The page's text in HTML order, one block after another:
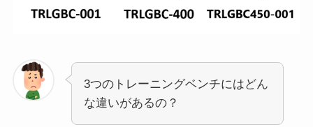
3つのトレーニングベンチにはどん
な違いがあるの？